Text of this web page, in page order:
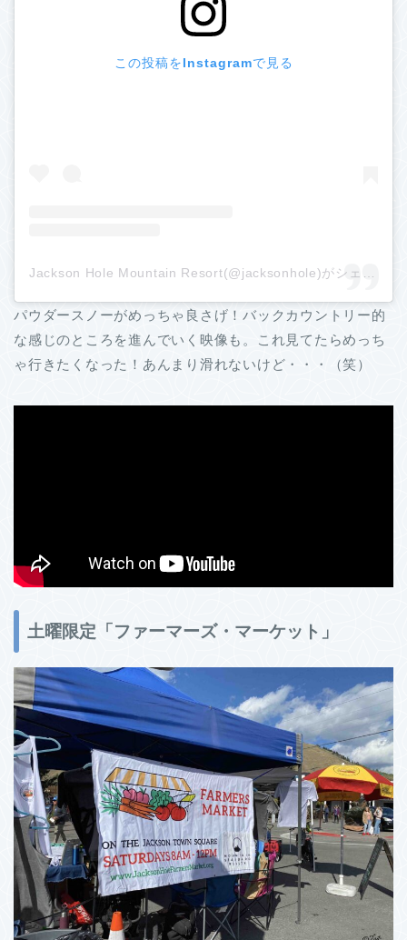
この投稿をInstagramで見る
パウダースノーがめっちゃ良さげ！バックカウントリー的
な感じのところを進んでいく映像も。これ見てたらめっち
ゃ行きたくなった！あんまり滑れないけど・・・（笑）
土曜限定「ファーマーズ・マーケット」